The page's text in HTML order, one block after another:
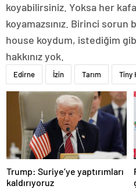
koyabilirsiniz. Yoksa her
koyamazsınız. Birinci
house koydum, istediğim
hakkınız yok.
Edirne İzin Tarım Tiny
Trump: Suriye’ye yaptırımları
kaldırıyoruz